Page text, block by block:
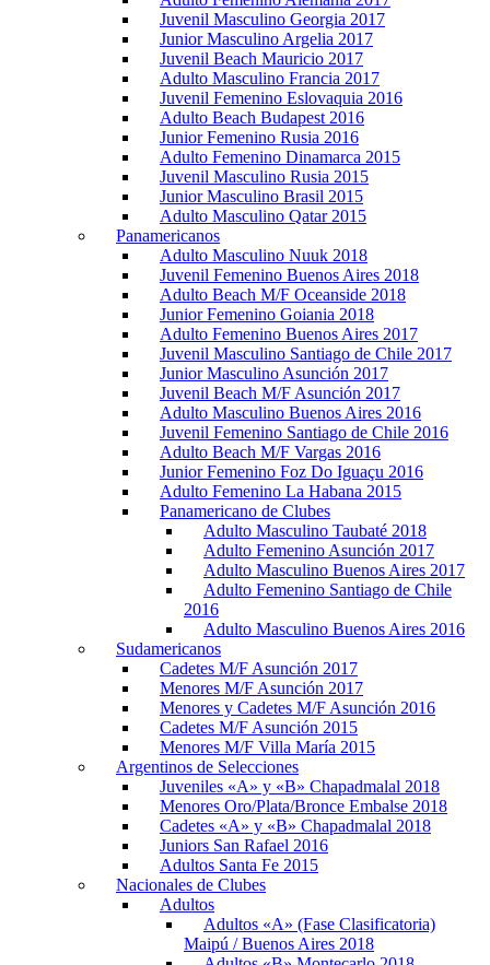
Juvenil Masculino Georgia 2017
Junior Masculino Argelia 2017
Juvenil Beach Mauricio 2017
Adulto Masculino Francia 2017
Juvenil Femenino Eslovaquia 2016
Adulto Beach Budapest 2016
Junior Femenino Rusia 2016
Adulto Femenino Dinamarca 2015
Juvenil Masculino Rusia 2015
Junior Masculino Brasil 2015
Adulto Masculino Qatar 2015
Panamericanos
Adulto Masculino Nuuk 2018
Juvenil Femenino Buenos Aires 2018
Adulto Beach M/F Oceanside 2018
Junior Femenino Goiania 2018
Adulto Femenino Buenos Aires 2017
Juvenil Masculino Santiago de Chile 2017
Junior Masculino Asunción 2017
Juvenil Beach M/F Asunción 2017
Adulto Masculino Buenos Aires 2016
Juvenil Femenino Santiago de Chile 2016
Adulto Beach M/F Vargas 2016
Junior Femenino Foz Do Iguaçu 2016
Adulto Femenino La Habana 2015
Panamericano de Clubes
Adulto Masculino Taubaté 2018
Adulto Femenino Asunción 2017
Adulto Masculino Buenos Aires 2017
Adulto Femenino Santiago de Chile
2016
Adulto Masculino Buenos Aires 2016
Sudamericanos
Cadetes M/F Asunción 2017
Menores M/F Asunción 2017
Menores y Cadetes M/F Asunción 2016
Cadetes M/F Asunción 2015
Menores M/F Villa María 2015
Argentinos de Selecciones
Juveniles «A» y «B» Chapadmalal 2018
Menores Oro/Plata/Bronce Embalse 2018
Cadetes «A» y «B» Chapadmalal 2018
Juniors San Rafael 2016
Adultos Santa Fe 2015
Nacionales de Clubes
Adultos
Adultos «A» (Fase Clasificatoria)
Maipú / Buenos Aires 2018